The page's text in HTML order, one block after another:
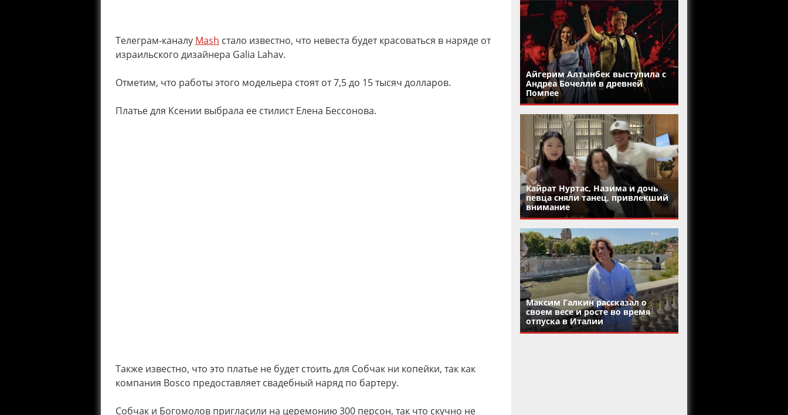
Телеграм-каналу Mash стало известно, что невеста будет красоваться в наряде от
израильского дизайнера Galia Lahav.
Отметим, что работы этого модельера стоят от 7,5 до 15 тысяч долларов.
Платье для Ксении выбрала ее стилист Елена Бессонова.
Также известно, что это платье не будет стоить для Собчак ни копейки, так как
компания Bosco предоставляет свадебный наряд по бартеру.
Собчак и Богомолов пригласили на церемонию 300 персон, так что скучно не
Айгерим Алтынбек выступила с
Андреа Бочелли в древней
Помпее
Кайрат Нуртас, Назима и дочь
певца сняли танец, привлекший
внимание
Максим Галкин рассказал о
своем весе и росте во время
отпуска в Италии